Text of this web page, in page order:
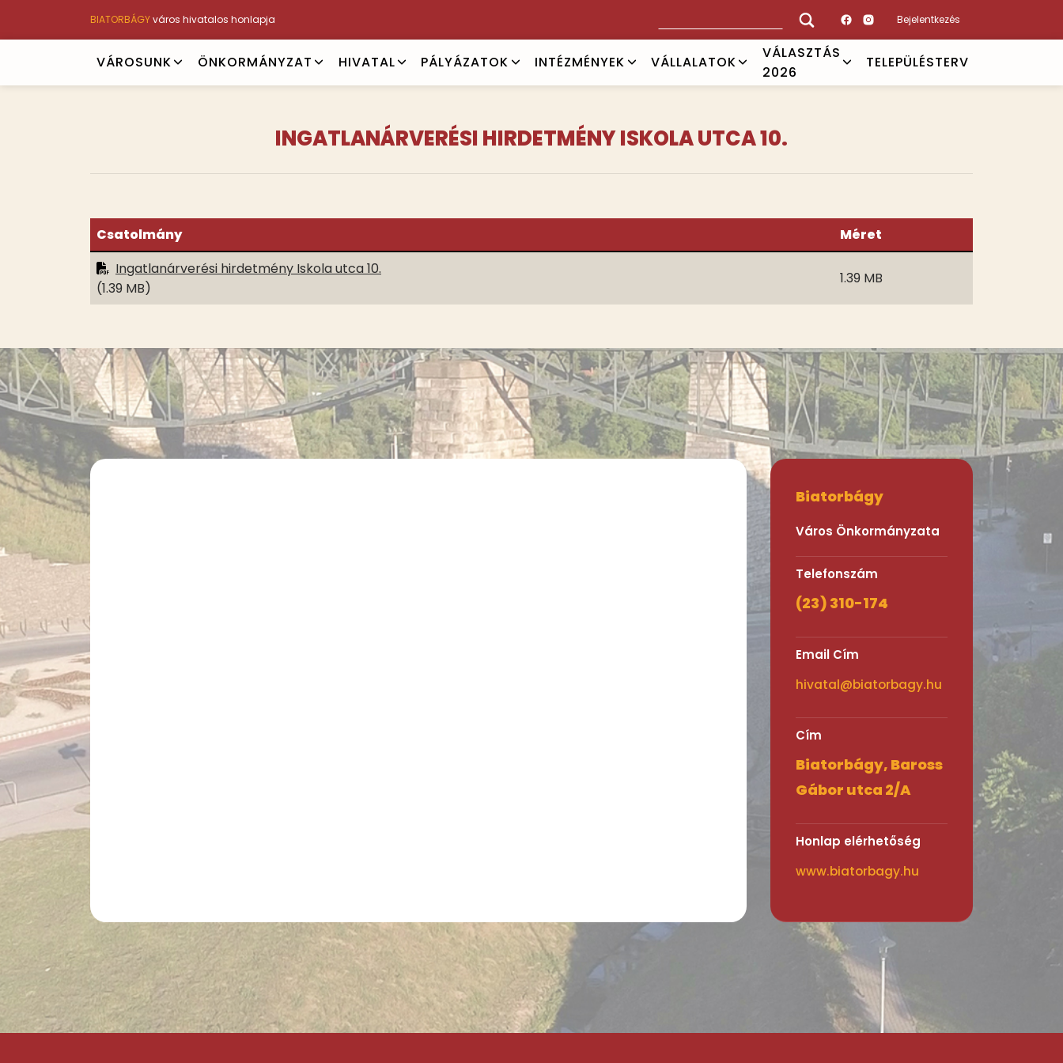
BIATORBÁGYváros hivatalos honlapja Bejelentkezés
Main
navigation
VÁROSUNK ÖNKORMÁNYZAT HIVATAL PÁLYÁZATOK INTÉZMÉNYEK VÁLLALATOK
VÁLASZTÁS
2026
TELEPÜLÉSTERV
INGATLANÁRVERÉSI HIRDETMÉNY ISKOLA UTCA 10.
Csatolmány
Méret
Ingatlanárverési hirdetmény Iskola utca 10.
(1.39 MB)
1.39 MB
Biatorbágy
Város Önkormányzata
Telefonszám
(23) 310-174
Email Cím
hivatal@biatorbagy.hu
Cím
Biatorbágy, Baross
Gábor utca 2/A
Honlap elérhetőség
www.biatorbagy.hu